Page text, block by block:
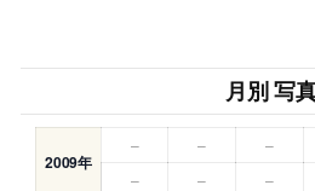
月別 写
2009年
– – –
–
– –